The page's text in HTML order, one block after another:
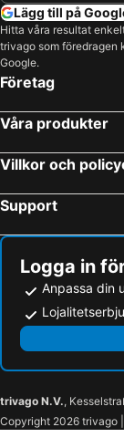
Lägg till på
Hitta våra resultat
trivago som föredragen
Google.
Företag
Våra produkter
Villkor och
Support
Logga in
Anpassa din
trivago N.V.,
Copyright 2026 trivago